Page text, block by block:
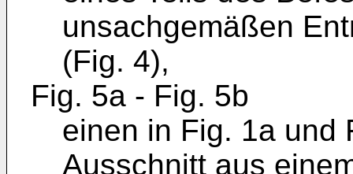
unsachgemäßen
(Fig. 4),
Fig. 5a - Fig. 5b
einen in Fig. 1a und
Ausschnitt aus